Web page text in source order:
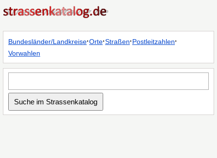
Bundesländer/Landkreise·Orte·Straßen·Postleitzahlen·
Vorwahlen